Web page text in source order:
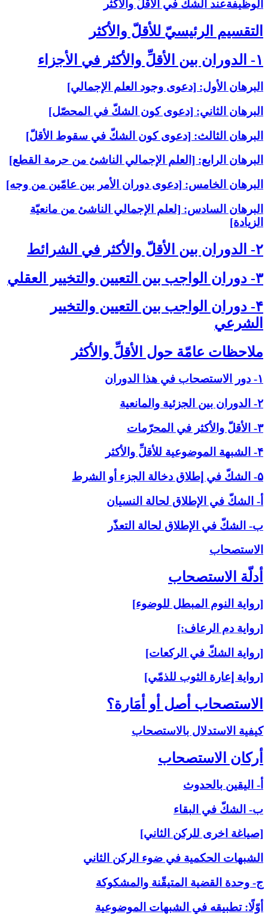
الوظيفةعند الشكّ في الأقلّ والأكثر
التقسيم الرئيسيّ للأقلّ والأكثر
۱- الدوران بين الأقلِّ والأكثر في الأجزاء
البرهان الأول: [دعوى وجود العلم الإجمالي‏]
البرهان الثاني: [دعوى كون الشكّ في المحصّل‏]
البرهان الثالث: [دعوى كون الشكّ في سقوط الأقلّ‏]
البرهان الرابع: [العلم الإجمالي الناشئ من حرمة القطع‏]
البرهان الخامس: [دعوى دوران الأمر بين عامّين من وجه‏]
البرهان السادس: [لعلم الإجمالي الناشئ من مانعيّة
الزيادة]
۲- الدوران بين الأقلّ والأكثر في الشرائط
۳- دوران الواجب بين التعيين والتخيير العقلي‏
۴- دوران الواجب بين التعيين والتخيير
الشرعي‏
ملاحظات عامّة حول الأقلِّ والأكثر
۱- دور الاستصحاب في هذا الدوران
۲- الدوران بين الجزئية والمانعية
۳- الأقلّ والأكثر في المحرّمات
۴- الشبهة الموضوعية للأقلِّ والأكثر
۵- الشكّ في إطلاق دخالة الجزء أو الشرط
أ- الشكّ في الإطلاق لحالة النسيان
ب- الشكّ في الإطلاق لحالة التعذّر
الاستصحاب‏
أدلّة الاستصحاب‏
[رواية النوم المبطل للوضوء]
[رواية دم الرعاف:]
[رواية الشكّ في الركعات]
[رواية إعارة الثوب للذمّي]
الاستصحاب أصل أو أمَارة؟
كيفية الاستدلال بالاستصحاب
أركان الاستصحاب‏
أ- اليقين بالحدوث
ب- الشكّ في البقاء
[صياغة اخرى للركن الثاني]
الشبهات الحكمية في ضوء الركن الثاني
ج- وحدة القضية المتيقّنة والمشكوكة
أوّلًا: تطبيقه في الشبهات الموضوعية